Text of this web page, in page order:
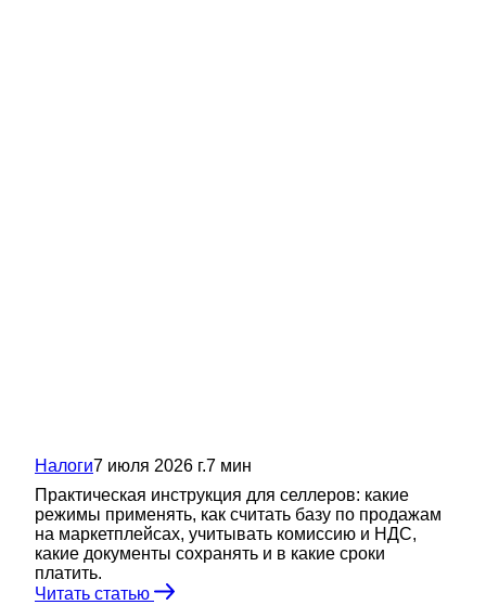
Налоги7 июля 2026 г.7 мин
Практическая инструкция для селлеров: какие
режимы применять, как считать базу по продажам
на маркетплейсах, учитывать комиссию и НДС,
какие документы сохранять и в какие сроки
платить.
Читать статью